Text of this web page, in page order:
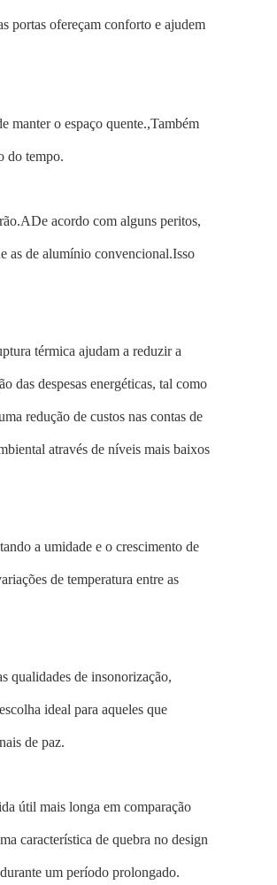
portas ofereçam conforto e ajudem
manter o espaço quente.,Também
do tempo.
ADe acordo com alguns peritos,
as de alumínio convencional.Isso
térmica ajudam a reduzir a
das despesas energéticas, tal como
redução de custos nas contas de
através de níveis mais baixos
a umidade e o crescimento de
de temperatura entre as
qualidades de insonorização,
ideal para aqueles que
de paz.
útil mais longa em comparação
característica de quebra no design
um período prolongado.